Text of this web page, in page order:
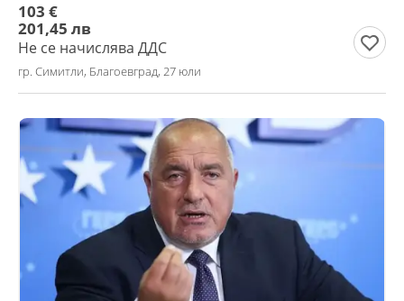
103 €
201,45 лв
Не се начислява ДДС
гр. Симитли, Благоевград, 27 юли